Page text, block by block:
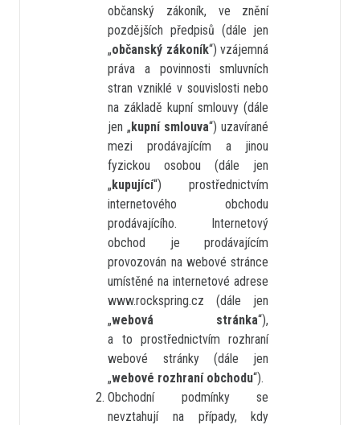
občanský zákoník, ve znění
pozdějších předpisů (dále jen
„občanský zákoník“) vzájemná
práva a povinnosti smluvních
stran vzniklé v souvislosti nebo
na základě kupní smlouvy (dále
jen „kupní smlouva“) uzavírané
mezi prodávajícím a jinou
fyzickou osobou (dále jen
„kupující“) prostřednictvím
internetového obchodu
prodávajícího. Internetový
obchod je prodávajícím
provozován na webové stránce
umístěné na internetové adrese
www.rockspring.cz (dále jen
„webová stránka“),
a to prostřednictvím rozhraní
webové stránky (dále jen
„webové rozhraní obchodu“).
Obchodní podmínky se
nevztahují na případy, kdy